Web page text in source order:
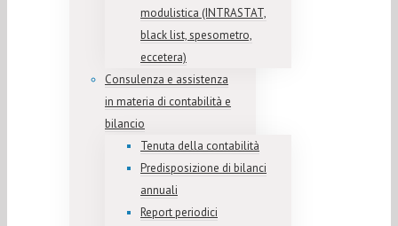
modulistica (INTRASTAT,
black list, spesometro,
eccetera)
Consulenza e assistenza
in materia di contabilità e
bilancio
Tenuta della contabilità
Predisposizione di bilanci
annuali
Report periodici